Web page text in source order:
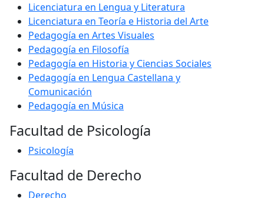
Licenciatura en Lengua y Literatura
Licenciatura en Teoría e Historia del Arte
Pedagogía en Artes Visuales
Pedagogía en Filosofía
Pedagogía en Historia y Ciencias Sociales
Pedagogía en Lengua Castellana y
Comunicación
Pedagogía en Música
Facultad de Psicología
Psicología
Facultad de Derecho
Derecho